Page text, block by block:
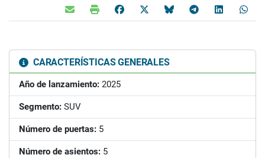
CARACTERÍSTICAS GENERALES
Año de lanzamiento: 2025
Segmento: SUV
Número de puertas: 5
Número de asientos: 5